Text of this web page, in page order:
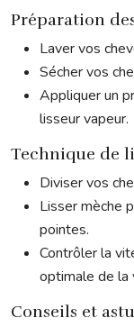
Préparation
Laver vos
Sécher vos
Appliquer un
lisseur vapeur.
Technique de
Diviser vos
Lisser mèche
pointes.
Contrôler la
optimale de la
Conseils et